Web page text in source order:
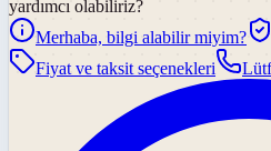
yardımcı olabiliriz?
Merhaba, bilgi alabilir miyim?
Fiyat ve taksit seçenekleri